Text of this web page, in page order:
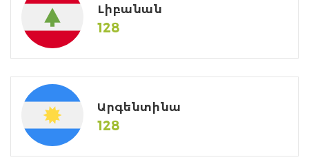
Լիբանան
128
Արգենտինա
128